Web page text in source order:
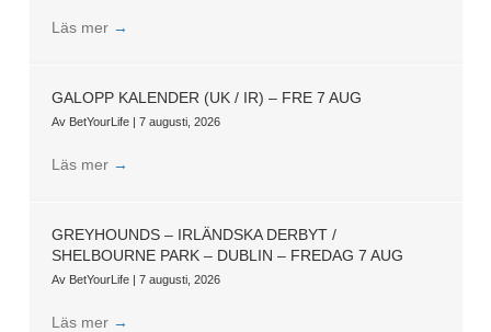
Läs mer →
GALOPP KALENDER (UK / IR) – FRE 7 AUG
Av BetYourLife | 7 augusti, 2026
Läs mer →
GREYHOUNDS – IRLÄNDSKA DERBYT /
SHELBOURNE PARK – DUBLIN – FREDAG 7 AUG
Av BetYourLife | 7 augusti, 2026
Läs mer →